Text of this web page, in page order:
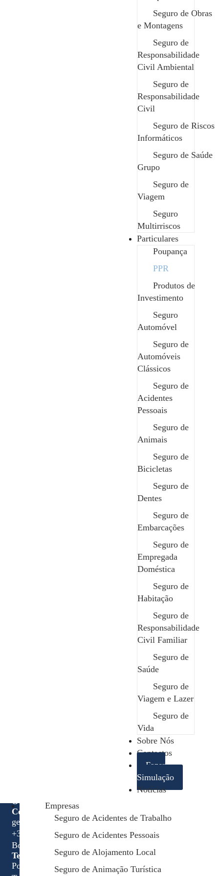
Seguro de Obras
e Montagens
Seguro de
Responsabilidade
Civil Ambiental
Seguro de
Responsabilidade
Civil
Seguro de Riscos
Informáticos
Seguro de Saúde
Grupo
Seguro de
Viagem
Seguro
Multirriscos
Particulares
Poupança
PPR
Produtos de
Investimento
Seguro
Automóvel
Seguro de
Automóveis
Clássicos
Seguro de
Acidentes
Pessoais
Seguro de
Animais
Seguro de
Bicicletas
Seguro de
Dentes
Seguro de
Embarcações
Seguro de
Empregada
Doméstica
Seguro de
Habitação
Seguro de
Responsabilidade
Civil Familiar
Seguro de
Saúde
Seguro de
Viagem e Lazer
Seguro de
Vida
Sobre Nós
Contactos
Fazer
Simulação
Notícias
Empresas
Seguro de Acidentes de Trabalho
Seguro de Acidentes Pessoais
Seguro de Alojamento Local
Seguro de Animação Turística
Contribuições para um PPR podem ser deduzidas
Permitem diversificar os investimentos, reduzindo
Pensados para a aposentadoria, estes tendem a
gerar bons rendimentos a longo prazo;
Valor e a frequência ajustável conforme as
Enorme variedade de investimento dentro dos
PPRs, o que permite escolher o que melhor se
adapta ao perfil de risco e aos objetivos de cada
Quer saber mais sobre este
Entre em contacto com um dos nossos profissionais,
esclareça todas as dúvidas e obtenha as informações
que precisa de forma rápida e clara.
O seu parceiro de confiança em todos os momentos.
Contactos
geral@safenor.pt
+351 253 926 589 chamada para rede fixa nacional
Bom Sucesso, Rua 5, nº35 4730-453 Vila de Prado
Termos Legais
Política de Privacidade